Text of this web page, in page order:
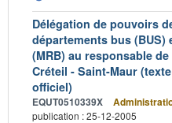
Délégation de pouvoirs
départements bus
(MRB) au responsable
Créteil - Saint-Maur
officiel)
EQUT0510339X
publication : 25-12-2005